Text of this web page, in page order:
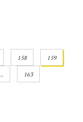
158 159
163